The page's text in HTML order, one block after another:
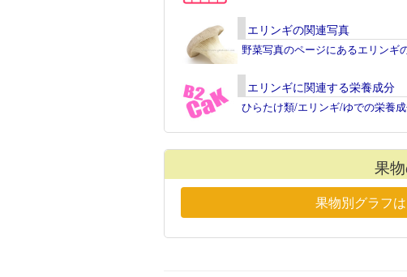
エリンギの関連写真
野菜写真のページにあるエリンギ
エリンギに関連する栄養成分
ひらたけ類/エリンギ/ゆでの栄養
果
果物別グラフ